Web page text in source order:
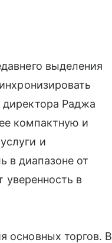
выделения
Раджа
компактную и
и
в диапазоне от
уверенность в
основных торгов. В